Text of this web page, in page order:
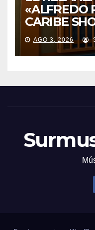
«ALFREDO
CARIBE
AGO 3, 2026